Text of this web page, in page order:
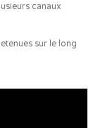
canaux
sur le long